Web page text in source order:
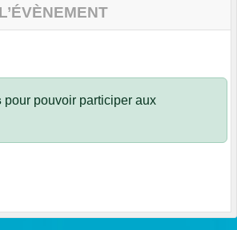
pour pouvoir participer aux